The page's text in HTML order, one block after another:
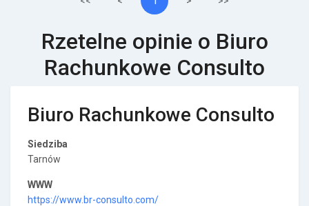
Rzetelne opinie o Biuro
Rachunkowe Consulto
Biuro Rachunkowe Consulto
Siedziba
Tarnów
WWW
https://www.br-consulto.com/